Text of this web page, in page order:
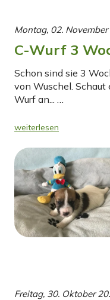
Montag, 02.
C-Wurf 3
Schon sind sie 3
von Wuschel. Schaut
Wurf an... …
weiterlesen
Freitag, 30. Oktober